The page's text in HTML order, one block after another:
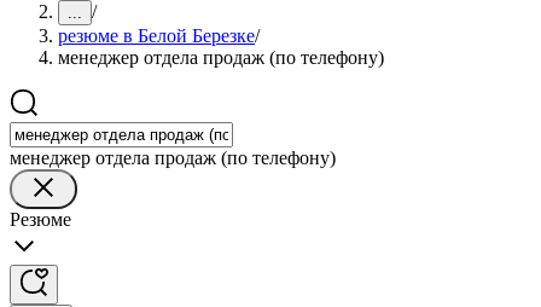
... /
резюме в Белой Березке/
менеджер отдела продаж (по телефону)
менеджер отдела продаж (по телефону)
Резюме